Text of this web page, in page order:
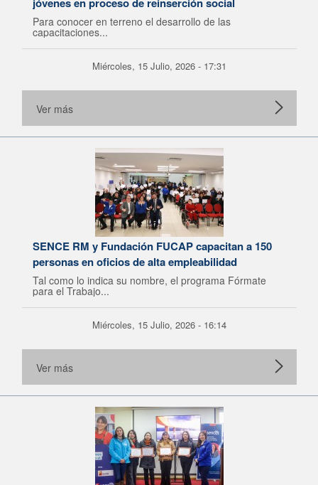
Para conocer en terreno el desarrollo de las
capacitaciones...
Miércoles, 15 Julio, 2026 - 17:31
Ver más
SENCE RM y Fundación FUCAP capacitan a 150
personas en oficios de alta empleabilidad
Tal como lo indica su nombre, el programa Fórmate
para el Trabajo...
Miércoles, 15 Julio, 2026 - 16:14
Ver más